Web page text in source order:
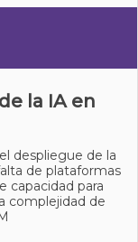
la IA en
despliegue de la
de plataformas
capacidad para
complejidad de